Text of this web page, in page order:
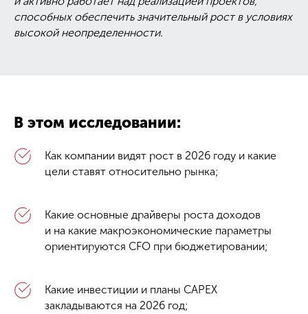
способных обеспечить значительный рост в условиях
высокой неопределенности.
В этом исследовании:
Как компании видят рост в 2026 году и какие
цели ставят относительно рынка;
Какие основные драйверы роста доходов
и на какие макроэкономические параметры
ориентируются CFO при бюджетировании;
Какие инвестиции и планы CAPEX
закладываются на 2026 год;